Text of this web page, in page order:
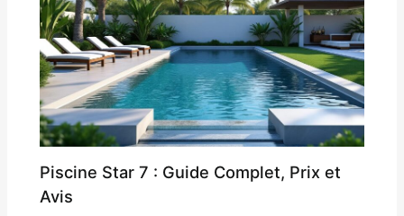
Piscine Star 7 : Guide Complet, Prix et
Avis